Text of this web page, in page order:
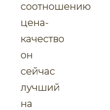
соотношению
цена-
качество
он
сейчас
лучший
на